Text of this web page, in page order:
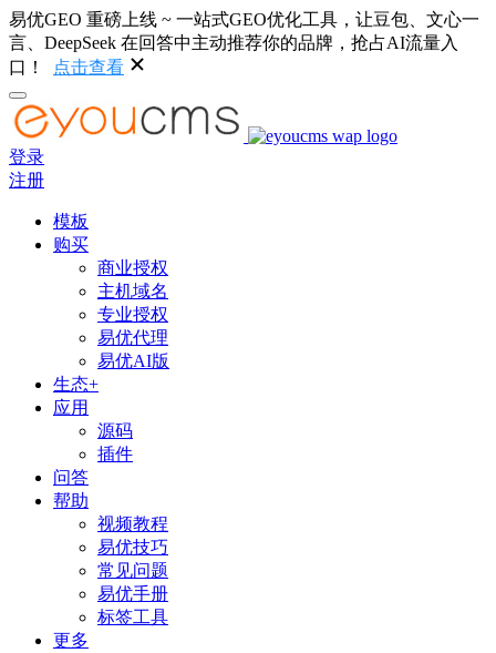
易优GEO 重磅上线 ~ 一站式GEO优化工具，让豆包、文心一
言、DeepSeek 在回答中主动推荐你的品牌，抢占AI流量入
口！
点击查看
登录
注册
模板
购买
商业授权
主机域名
专业授权
易优代理
易优AI版
生态+
应用
源码
插件
问答
帮助
视频教程
易优技巧
常见问题
易优手册
标签工具
更多